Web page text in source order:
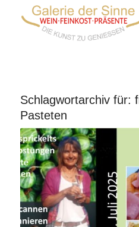
Schlagwortarchiv für:
Pasteten